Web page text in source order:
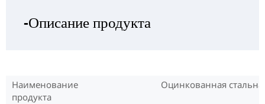
-Описание продукта
Наименование
продукта
Оцинкованная
—Выставка продукта
— Заводская мастерская
-Упаковка продукта